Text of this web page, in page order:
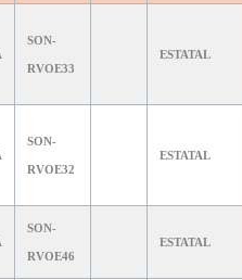
SON-
RVOE33
ESTATAL
SON-
RVOE32
ESTATAL
SON-
RVOE46
ESTATAL